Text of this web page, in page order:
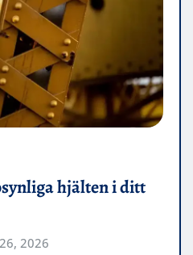
hjälten i ditt
2026